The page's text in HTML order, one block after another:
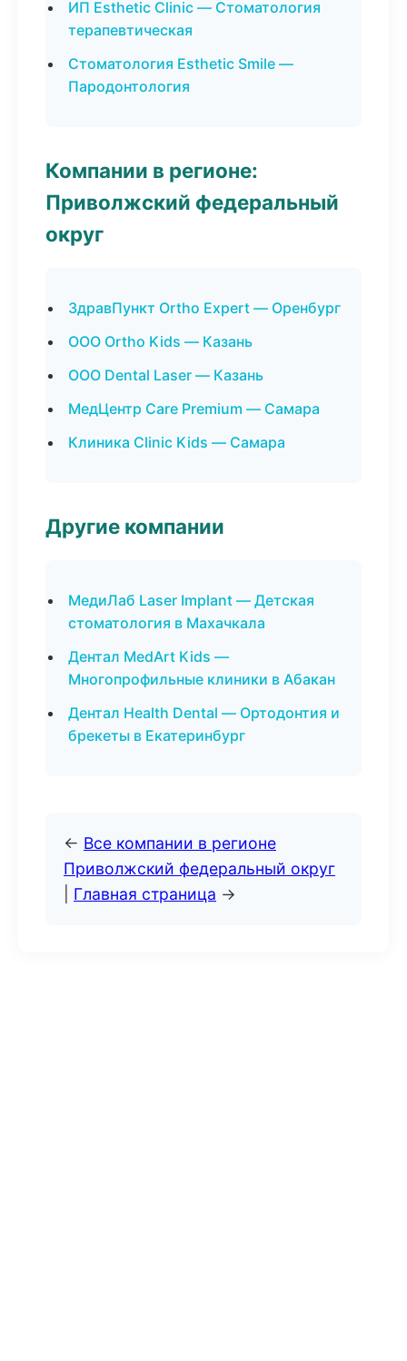
ИП Esthetic Clinic — Стоматология
терапевтическая
Стоматология Esthetic Smile —
Пародонтология
Компании в регионе:
Приволжский федеральный
округ
ЗдравПункт Ortho Expert — Оренбург
ООО Ortho Kids — Казань
ООО Dental Laser — Казань
МедЦентр Care Premium — Самара
Клиника Clinic Kids — Самара
Другие компании
МедиЛаб Laser Implant — Детская
стоматология в Махачкала
Дентал MedArt Kids —
Многопрофильные клиники в Абакан
Дентал Health Dental — Ортодонтия и
брекеты в Екатеринбург
← Все компании в регионе
Приволжский федеральный округ
Главная страница →